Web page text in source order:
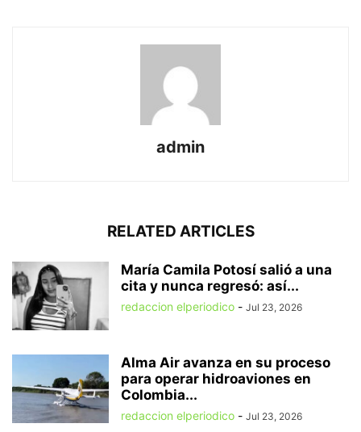
admin
RELATED ARTICLES
María Camila Potosí salió a una
cita y nunca regresó: así...
redaccion elperiodico - Jul 23, 2026
Alma Air avanza en su proceso
para operar hidroaviones en
Colombia...
redaccion elperiodico - Jul 23, 2026